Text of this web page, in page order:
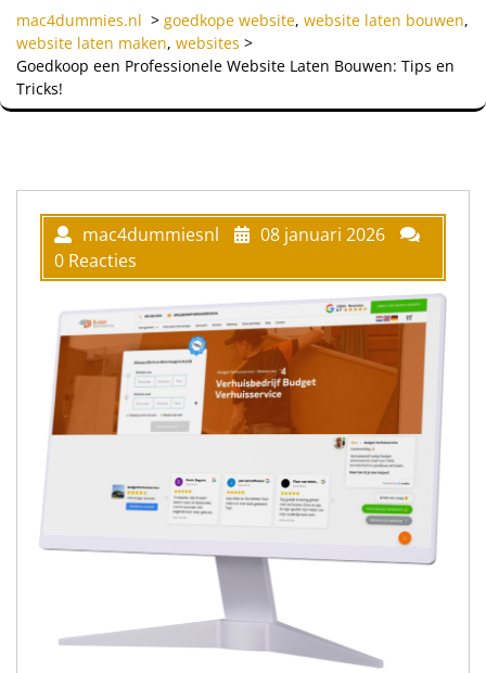
mac4dummies.nl > goedkope website, website laten bouwen,
website laten maken, websites >
Goedkoop een Professionele Website Laten Bouwen: Tips en
Tricks!
mac4dummiesnl
08 januari 2026
0 Reacties